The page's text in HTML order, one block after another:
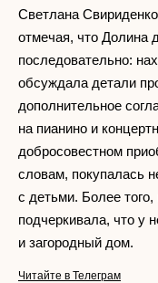
Светлана
отмечая, что Долина
последовательно:
обсуждала детали
дополнительное
на пианино и
добросовестном
словам, покупалась
с детьми. Более
подчеркивала, что у
и загородный дом.
Читайте в Телеграм